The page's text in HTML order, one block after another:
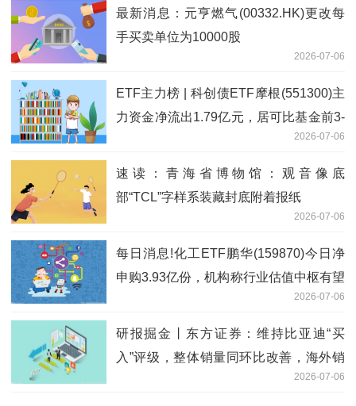
最新消息：元亨燃气(00332.HK)更改每
手买卖单位为10000股
2026-07-06
ETF主力榜 | 科创债ETF摩根(551300)主
力资金净流出1.79亿元，居可比基金前3-
2026-07-06
速读：青海省博物馆：观音像底
部“TCL”字样系装藏封底附着报纸
2026-07-06
每日消息!化工ETF鹏华(159870)今日净
申购3.93亿份，机构称行业估值中枢有望
2026-07-06
研报掘金丨东方证券：维持比亚迪“买
入”评级，整体销量同环比改善，海外销
2026-07-06